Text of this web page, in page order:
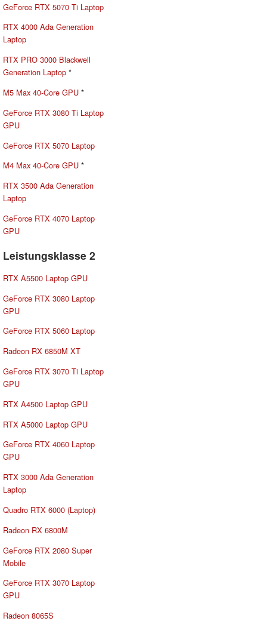
GeForce RTX 5070 Ti Laptop
RTX 4000 Ada Generation
Laptop
RTX PRO 3000 Blackwell
Generation Laptop *
M5 Max 40-Core GPU *
GeForce RTX 3080 Ti Laptop
GPU
GeForce RTX 5070 Laptop
M4 Max 40-Core GPU *
RTX 3500 Ada Generation
Laptop
GeForce RTX 4070 Laptop
GPU
Leistungsklasse 2
RTX A5500 Laptop GPU
GeForce RTX 3080 Laptop
GPU
GeForce RTX 5060 Laptop
Radeon RX 6850M XT
GeForce RTX 3070 Ti Laptop
GPU
RTX A4500 Laptop GPU
RTX A5000 Laptop GPU
GeForce RTX 4060 Laptop
GPU
RTX 3000 Ada Generation
Laptop
Quadro RTX 6000 (Laptop)
Radeon RX 6800M
GeForce RTX 2080 Super
Mobile
GeForce RTX 3070 Laptop
GPU
Radeon 8065S